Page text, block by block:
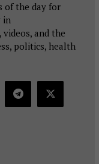
of the day for
in
and the
politics, health